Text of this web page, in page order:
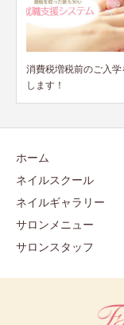
CカールやJカールとは
ールの魅力
ホーム
ネイルスクール
ネイルギャラリー
サロンメニュー
サロンスタッフ